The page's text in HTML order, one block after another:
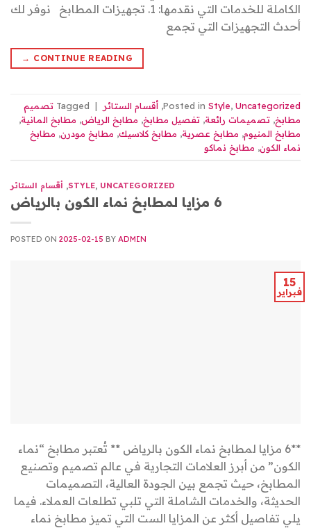
الكاملة للخدمات التي نقدمها: 1. تجهيزات المطابخ نوفر لك
أحدث التجهيزات التي تجمع
CONTINUE READING
→
Posted in Style, Uncategorized
, أقسام الستائر |
Tagged تصميم
مطابخ, تصميمات رائعة, تفصيل مطابخ, مطابخ الرياض, مطابخ المانية,
مطابخ المنيوم, مطابخ عصرية, مطابخ كلاسيك, مطابخ مودرن, مطابخ
نماء الكون, مطابخ نماكو
STYLE, UNCATEGORIZED
, أقسام الستائر
6 مزايا لمطابخ نماء الكون بالرياض
POSTED ON 2025-02-15 BY ADMIN
15
فبراير
**6 مزايا لمطابخ نماء الكون بالرياض ** تُعتبر مطابخ “نماء
الكون” من أبرز العلامات التجارية في عالم تصميم وتصنيع
المطابخ، حيث تجمع بين الجودة العالية، التصميمات
الحديثة، والخدمات الشاملة التي تلبي تطلعات العملاء. فيما
يلي تفاصيل أكثر عن المزايا الست التي تميز مطابخ نماء